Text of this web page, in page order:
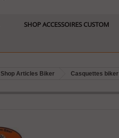
SHOP ACCESSOIRES CUSTOM
Shop Articles Biker Casquettes biker